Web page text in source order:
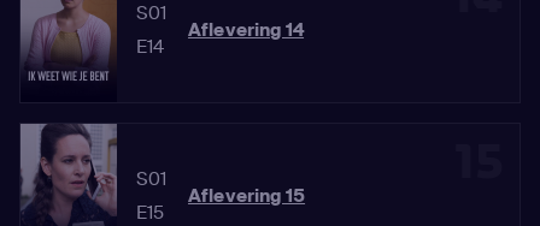
S01
E14
Aflevering 14
S01
E15
Aflevering 15